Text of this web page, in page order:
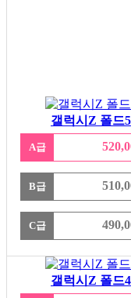
갤럭시Z 폴드5
A급
B급
C급
갤럭시Z 폴드4